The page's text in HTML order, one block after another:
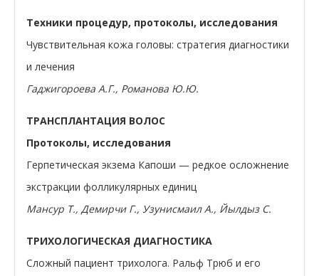
Техники процедур, протоколы, исследования
Чувствительная кожа головы: стратегия диагностики
и лечения
Гаджигороева А.Г., Романова Ю.Ю.
ТРАНСПЛАНТАЦИЯ ВОЛОС
Протоколы, исследования
Герпетическая экзема Капоши — редкое осложнение
экстракции фолликулярных единиц
Мансур Т., Демирчи Г., Узунисмаил А., Йылдыз С.
ТРИХОЛОГИЧЕСКАЯ ДИАГНОСТИКА
Сложный пациент трихолога. Ральф Трюб и его